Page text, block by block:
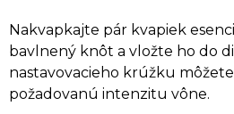
Nakvapkajte pár kvapiek
bavlnený knôt a vložte ho do
nastavovacieho krúžku
požadovanú intenzitu vône.